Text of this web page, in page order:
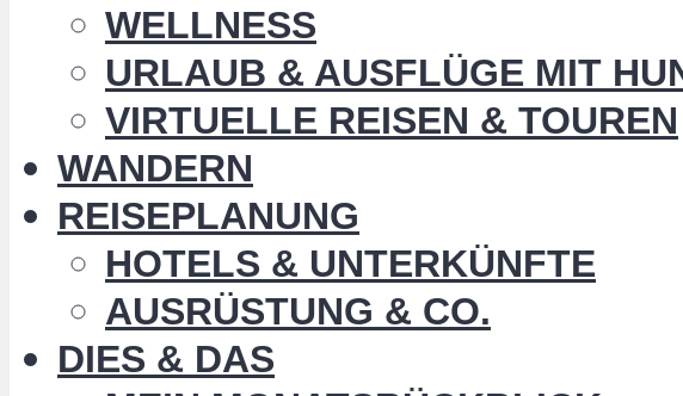
WELLNESS
URLAUB & AUSFLÜGE MIT
VIRTUELLE REISEN & TOUREN
WANDERN
REISEPLANUNG
HOTELS & UNTERKÜNFTE
AUSRÜSTUNG & CO.
DIES & DAS